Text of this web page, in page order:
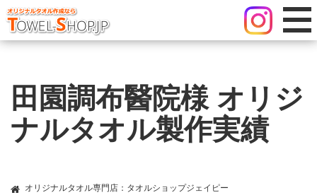
田園調布醫院様 オリジ
ナルタオル製作実績
オリジナルタオル専門店：タオルショップジェイピー